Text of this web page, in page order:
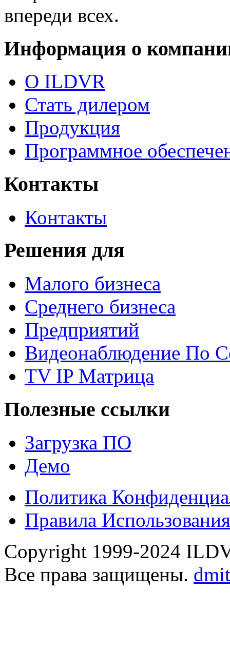
впереди всех.
Информация о
О ILDVR
Стать дилером
Продукция
Программное
Контакты
Контакты
Решения для
Малого бизнеса
Среднего бизнеса
Предприятий
Видеонаблюдение По
TV IP Матрица
Полезные ссылки
Загрузка ПО
Демо
Политика
Правила Использования
Copyright 1999-2024
Все права защищены.